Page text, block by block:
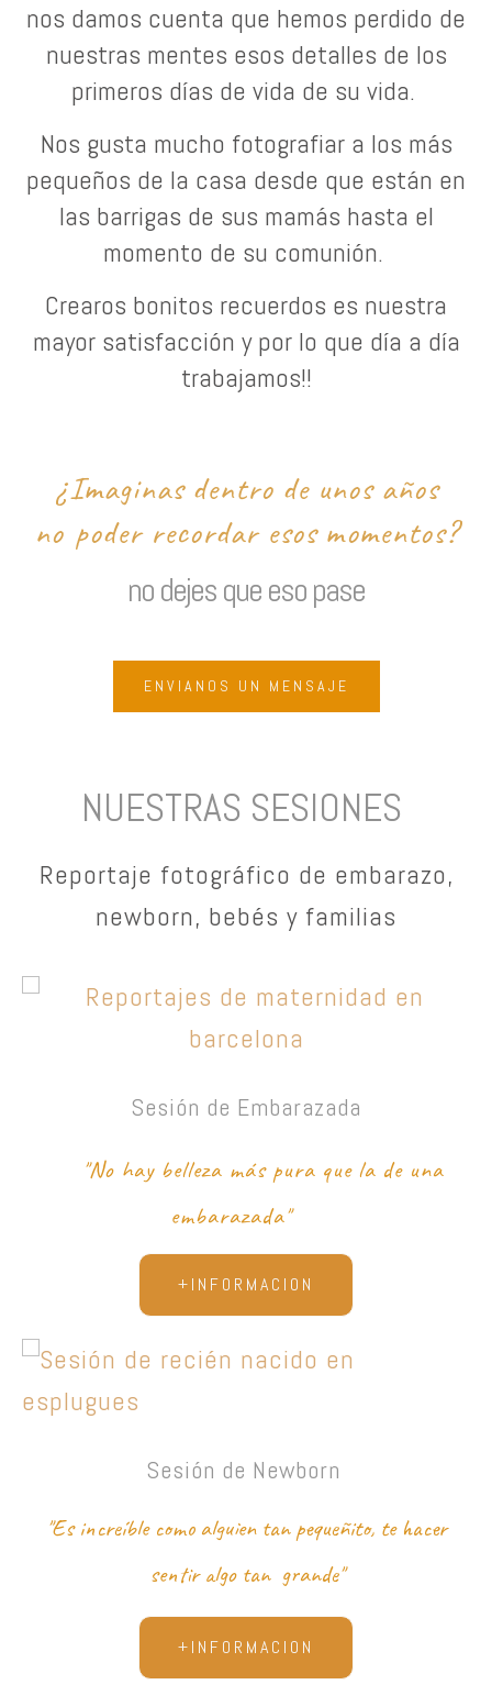
nos damos cuenta que hemos perdido de
nuestras mentes esos detalles de los
primeros días de vida de su vida.
Nos gusta mucho fotografiar a los más
pequeños de la casa desde que están en
las barrigas de sus mamás hasta el
momento de su comunión.
Crearos bonitos recuerdos es nuestra
mayor satisfacción y por lo que día a día
trabajamos!!
¿Imaginas dentro de unos años
no poder recordar esos momentos?
no dejes que eso pase
ENVIANOS UN MENSAJE
NUESTRAS SESIONES
Reportaje fotográfico de embarazo,
newborn, bebés y familias
Sesión de Embarazada
"No hay belleza más pura que la de una
embarazada"
+INFORMACION
Sesión de Newborn
"Es increíble como alguien tan pequeñito, te hacer
sentir algo tan grande"
+INFORMACION